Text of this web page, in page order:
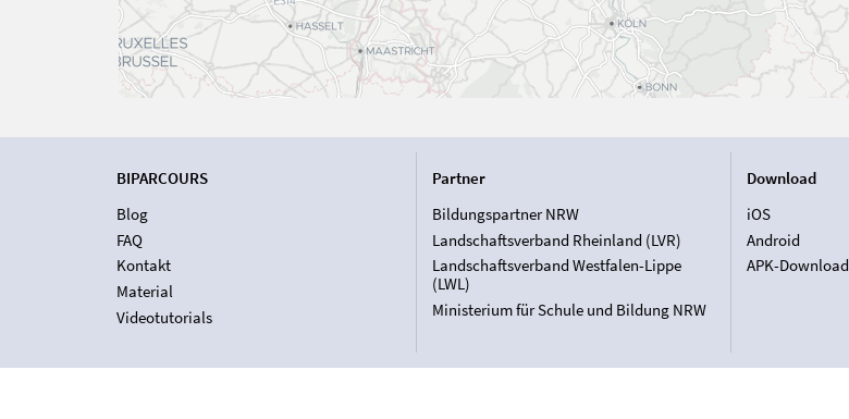
BIPARCOURS
Blog
FAQ
Kontakt
Material
Videotutorials
Partner
Bildungspartner NRW
Landschaftsverband Rheinland (LVR)
Landschaftsverband Westfalen-Lippe
(LWL)
Ministerium für Schule und Bildung NRW
Download
iOS
Android
APK-Download